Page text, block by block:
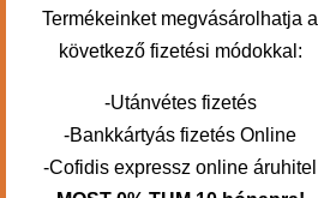
Termékeinket megvásárolhatja a
következő fizetési módokkal:
-Utánvétes fizetés
-Bankkártyás fizetés Online
-Cofidis expressz online áruhitel